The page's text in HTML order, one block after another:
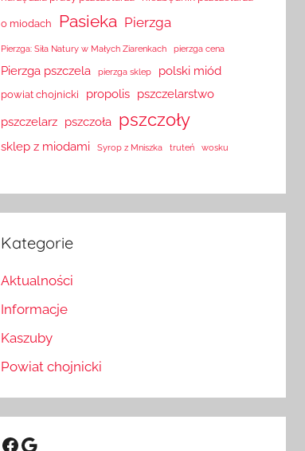
o miodach Pasieka Pierzga
Pierzga: Siła Natury w Małych Ziarenkach pierzga cena
Pierzga pszczela pierzga sklep polski miód
powiat chojnicki propolis pszczelarstwo
pszczelarz pszczoła pszczoły
sklep z miodami Syrop z Mniszka truteń wosku
Kategorie
Aktualności
Informacje
Kaszuby
Powiat chojnicki
Facebook
Google